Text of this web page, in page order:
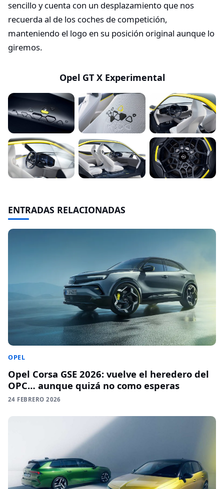
sencillo y cuenta con un desplazamiento que nos
recuerda al de los coches de competición,
manteniendo el logo en su posición original aunque lo
giremos.
Opel GT X Experimental
ENTRADAS RELACIONADAS
OPEL
Opel Corsa GSE 2026: vuelve el heredero del
OPC… aunque quizá no como esperas
24 FEBRERO 2026